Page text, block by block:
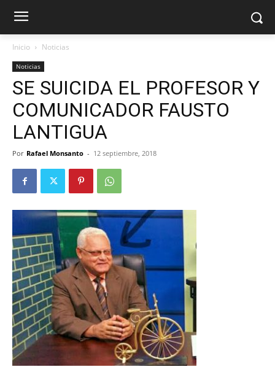
Inicio Noticias
Noticias
SE SUICIDA EL PROFESOR Y
COMUNICADOR FAUSTO
LANTIGUA
Por Rafael Monsanto - 12 septiembre, 2018